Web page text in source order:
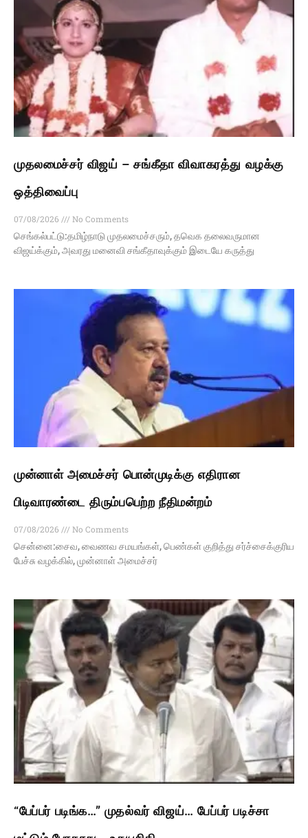
முதலமைச்சர் விஜய் – சங்கீதா விவாகரத்து வழக்கு
ஒத்திவைப்பு
07/08/2026
No Comments
செங்கல்பட்டு:தமிழ்நாடு முதலமைச்சரும், தவெக தலைவருமான
விஜய்க்கும், அவரது மனைவி சங்கீதாவுக்கும் இடையே கருத்து
முன்னாள் அமைச்சர் பொன்முடிக்கு எதிரான
பிடிவாரண்டை திரும்பபெற்ற நீதிமன்றம்
07/08/2026
No Comments
சென்னை:சைவ, வைணவ சமயங்கள், பெண்கள் குறித்து சர்ச்சைக்குரிய
பேச்சு வழக்கில், முன்னாள் அமைச்சர்
“பேப்பர் படிங்க…” முதல்வர் விஜய்… பேப்பர் படிச்சா